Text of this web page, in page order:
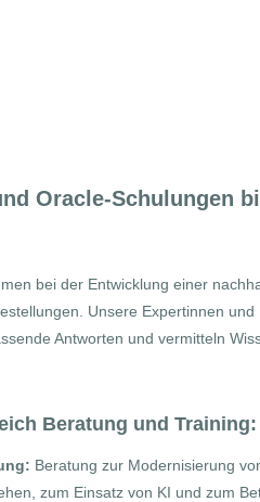
Oracle-Schulungen
bei der Entwicklung einer
Unsere Expertinnen
Antworten und vermitteln
Beratung und Training:
Beratung zur Modernisierung
zum Einsatz von KI und zum